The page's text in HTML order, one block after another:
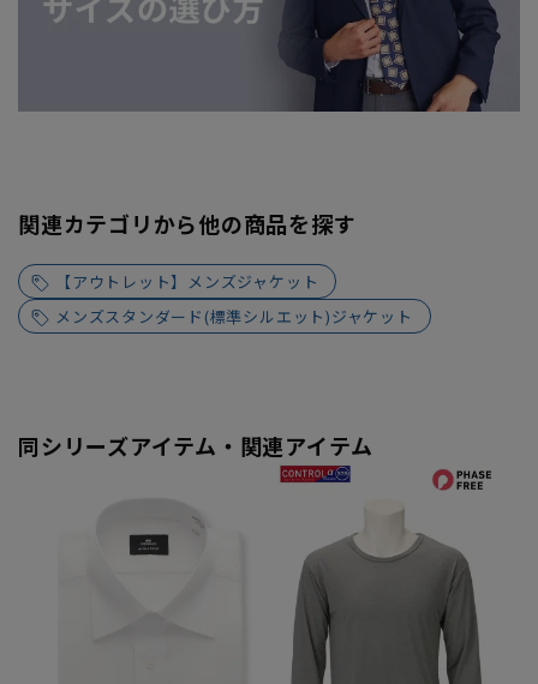
関連カテゴリから他の商品を探す
【アウトレット】メンズジャケット
メンズスタンダード(標準シルエット)ジャケット
同シリーズアイテム・関連アイテム